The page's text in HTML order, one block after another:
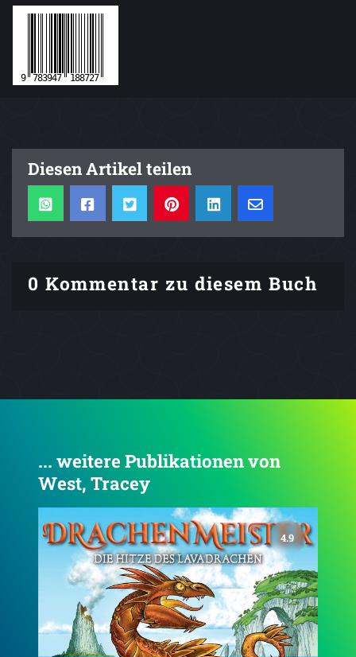
Diesen Artikel teilen
0 Kommentar zu diesem Buch
... weitere Publikationen von
West, Tracey
4.8